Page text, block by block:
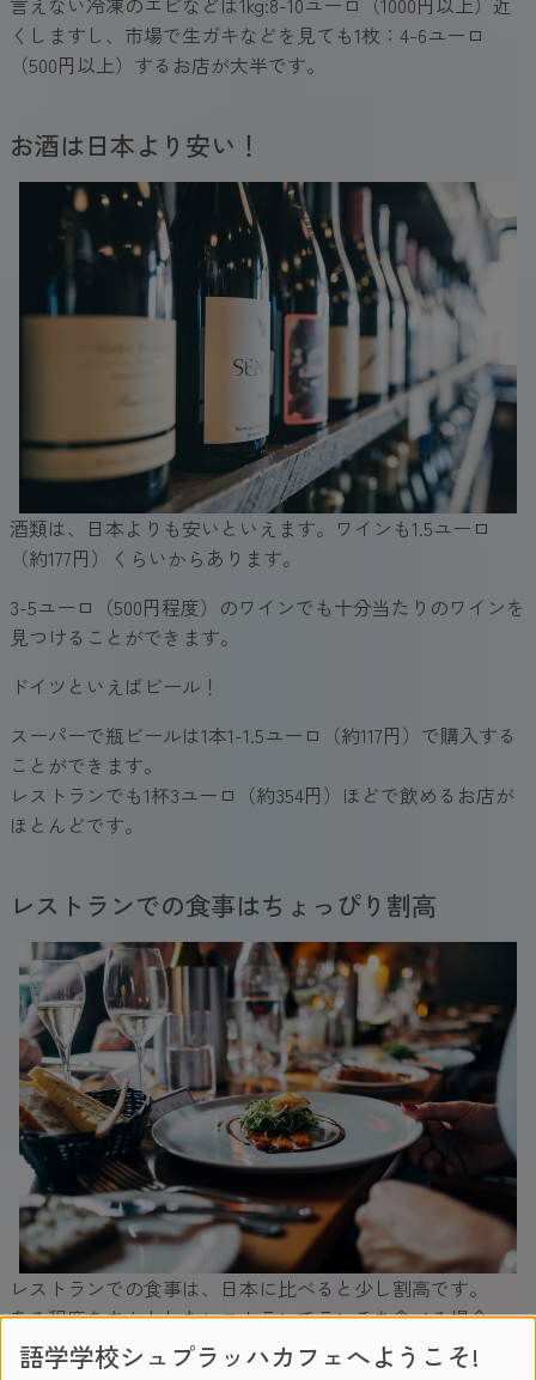
くしますし、市場で生ガキなどを見ても1枚：4-6ユーロ
（500円以上）するお店が大半です。
お酒は日本より安い！
酒類は、日本よりも安いといえます。ワインも1.5ユーロ
（約177円）くらいからあります。
3-5ユーロ（500円程度）のワインでも十分当たりのワインを
見つけることができます。
ドイツといえばビール！
スーパーで瓶ビールは1本1-1.5ユーロ（約117円）で購入する
ことができます。
レストランでも1杯3ユーロ（約354円）ほどで飲めるお店が
ほとんどです。
レストランでの食事はちょっぴり割高
レストランでの食事は、日本に比べると少し割高です。
ある程度きちんとしたレストランでランチを食べる場合、
15-20ユーロ（約2000円）からのメニューがほとんどです。
語学学校シュプラッハカフェへようこそ!